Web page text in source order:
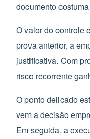
documento
O valor do controle
prova anterior, a
justificativa. Com
risco recorrente
O ponto delicado
vem a decisão
Em seguida, a